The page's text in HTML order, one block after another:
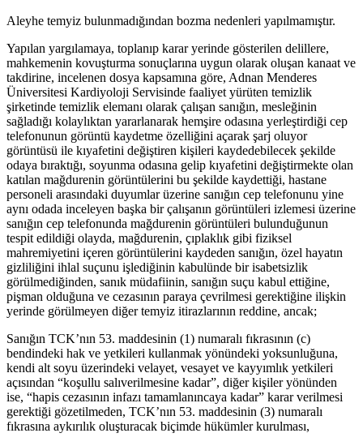
Aleyhe temyiz bulunmadığından bozma nedenleri yapılmamıştır.
Yapılan yargılamaya, toplanıp karar yerinde gösterilen delillere,
mahkemenin kovuşturma sonuçlarına uygun olarak oluşan kanaat ve
takdirine, incelenen dosya kapsamına göre, Adnan Menderes
Üniversitesi Kardiyoloji Servisinde faaliyet yürüten temizlik
şirketinde temizlik elemanı olarak çalışan sanığın, mesleğinin
sağladığı kolaylıktan yararlanarak hemşire odasına yerleştirdiği cep
telefonunun görüntü kaydetme özelliğini açarak şarj oluyor
görüntüsü ile kıyafetini değiştiren kişileri kaydedebilecek şekilde
odaya bıraktığı, soyunma odasına gelip kıyafetini değiştirmekte olan
katılan mağdurenin görüntülerini bu şekilde kaydettiği, hastane
personeli arasındaki duyumlar üzerine sanığın cep telefonunu yine
aynı odada inceleyen başka bir çalışanın görüntüleri izlemesi üzerine
sanığın cep telefonunda mağdurenin görüntüleri bulunduğunun
tespit edildiği olayda, mağdurenin, çıplaklık gibi fiziksel
mahremiyetini içeren görüntülerini kaydeden sanığın, özel hayatın
gizliliğini ihlal suçunu işlediğinin kabulünde bir isabetsizlik
görülmediğinden, sanık müdafiinin, sanığın suçu kabul ettiğine,
pişman olduğuna ve cezasının paraya çevrilmesi gerektiğine ilişkin
yerinde görülmeyen diğer temyiz itirazlarının reddine, ancak;
Sanığın TCK’nın 53. maddesinin (1) numaralı fıkrasının (c)
bendindeki hak ve yetkileri kullanmak yönündeki yoksunluğuna,
kendi alt soyu üzerindeki velayet, vesayet ve kayyımlık yetkileri
açısından “koşullu salıverilmesine kadar”, diğer kişiler yönünden
ise, “hapis cezasının infazı tamamlanıncaya kadar” karar verilmesi
gerektiği gözetilmeden, TCK’nın 53. maddesinin (3) numaralı
fıkrasına aykırılık oluşturacak biçimde hükümler kurulması,